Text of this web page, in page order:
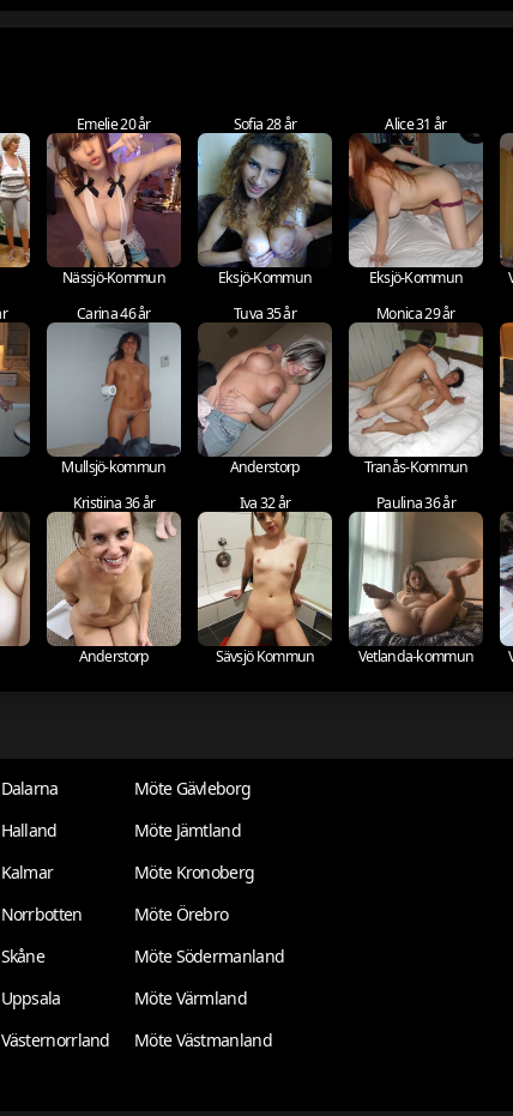
Emelie 20 år
Nässjö-Kommun
Sofia 28 år
Eksjö-Kommun
Alice 31 år
Eksjö-Kommun
Carina 46 år
Mullsjö-kommun
Tuva 35 år
Anderstorp
Monica 29 år
Tranås-Kommun
Kristiina 36 år
Anderstorp
Iva 32 år
Sävsjö Kommun
Paulina 36 år
Vetlanda-kommun
Möte Gävleborg
Möte Jämtland
Möte Kronoberg
Möte Örebro
Möte Södermanland
Möte Värmland
Möte Västmanland